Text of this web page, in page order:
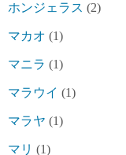
ホンジェラス (2)
マカオ (1)
マニラ (1)
マラウイ (1)
マラヤ (1)
マリ (1)